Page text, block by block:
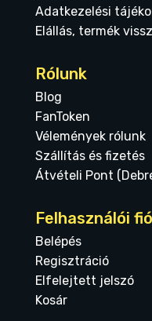
Adatkezelési
Elállás, termék
Rólunk
Blog
FanToken
Vélemények rólunk
Szállítás és fizetés
Átvételi Pont
Felhasználói
Belépés
Regisztráció
Elfelejtett jelszó
Kosár